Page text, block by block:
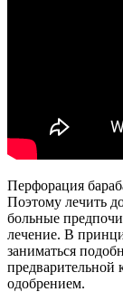
Перфорация
Поэтому лечить
больные
лечение. В
заниматься
предварительной
одобрением.